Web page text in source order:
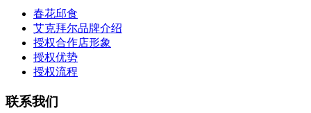
春花邱食
艾克拜尔品牌介绍
授权合作店形象
授权优势
授权流程
联系我们